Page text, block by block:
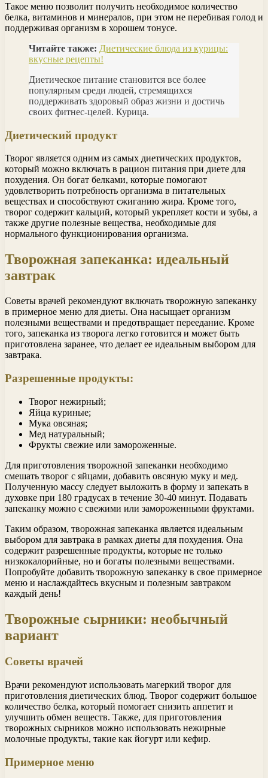
Такое меню позволит получить необходимое количество
белка, витаминов и минералов, при этом не перебивая голод и
поддерживая организм в хорошем тонусе.
Читайте также: Диетические блюда из курицы:
вкусные рецепты!
Диетическое питание становится все более
популярным среди людей, стремящихся
поддерживать здоровый образ жизни и достичь
своих фитнес-целей. Курица.
Диетический продукт
Творог является одним из самых диетических продуктов,
который можно включать в рацион питания при диете для
похудения. Он богат белками, которые помогают
удовлетворить потребность организма в питательных
веществах и способствуют сжиганию жира. Кроме того,
творог содержит кальций, который укрепляет кости и зубы, а
также другие полезные вещества, необходимые для
нормального функционирования организма.
Творожная запеканка: идеальный
завтрак
Советы врачей рекомендуют включать творожную запеканку
в примерное меню для диеты. Она насыщает организм
полезными веществами и предотвращает переедание. Кроме
того, запеканка из творога легко готовится и может быть
приготовлена заранее, что делает ее идеальным выбором для
завтрака.
Разрешенные продукты:
Творог нежирный;
Яйца куриные;
Мука овсяная;
Мед натуральный;
Фрукты свежие или замороженные.
Для приготовления творожной запеканки необходимо
смешать творог с яйцами, добавить овсяную муку и мед.
Полученную массу следует выложить в форму и запекать в
духовке при 180 градусах в течение 30-40 минут. Подавать
запеканку можно с свежими или замороженными фруктами.
Таким образом, творожная запеканка является идеальным
выбором для завтрака в рамках диеты для похудения. Она
содержит разрешенные продукты, которые не только
низкокалорийные, но и богаты полезными веществами.
Попробуйте добавить творожную запеканку в свое примерное
меню и наслаждайтесь вкусным и полезным завтраком
каждый день!
Творожные сырники: необычный
вариант
Советы врачей
Врачи рекомендуют использовать магеркий творог для
приготовления диетических блюд. Творог содержит большое
количество белка, который помогает снизить аппетит и
улучшить обмен веществ. Также, для приготовления
творожных сырников можно использовать нежирные
молочные продукты, такие как йогурт или кефир.
Примерное меню